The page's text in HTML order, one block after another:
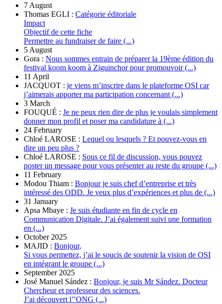
7 August
Thomas EGLI : Catégorie éditoriale
Impact
Objectif de cette fiche
Permettre au fundraiser de faire (...)
5 August
Gora : Nous sommes entrain de préparer la 19ème édition du
festival koom koom à Ziguinchor pour promouvoir (...)
11 April
JACQUOT : je viens m’inscrire dans le plateforme OSI car
j’aimerais apporter ma participation concernant (...)
3 March
FOUQUÉ : Je ne peux rien dire de plus je voulais simplement
donner mon profil et poser ma candidature à (...)
24 February
Chloé LAROSE : Lequel ou lesquels ? Et pouvez-vous en
dire un peu plus ?
Chloé LAROSE : Sous ce fil de discussion, vous pouvez
poster un message pour vous présenter au reste du groupe (...)
11 February
Modou Thiam : Bonjour je suis chef d’entreprise et très
intéressé des ODD. Je veux plus d’expériences et plus de (...)
31 January
Apsa Mbaye : Je suis étudiante en fin de cycle en
Communication Digitale. J’ai également suivi une formation
en (...)
October 2025
MAJID : Bonjour,
Si vous permettez, j’ai le soucis de soutenir la vision de OSI
en intégrant le groupe (...)
September 2025
José Manuel Sández : Bonjour, je suis Mr Sández. Docteur
Chercheur et professeur des sciences.
J’ai découvert l’’ONG (...)